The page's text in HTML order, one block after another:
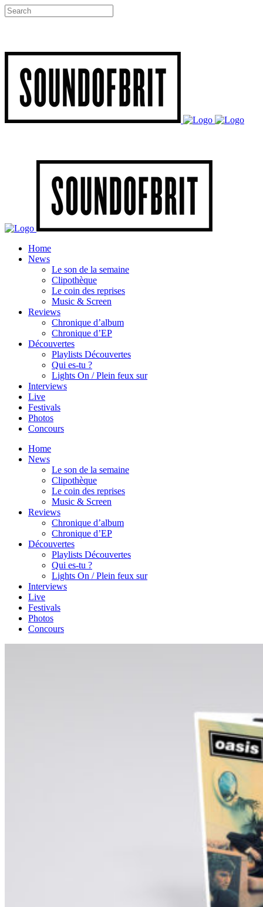
Home
News
Le son de la semaine
Clipothèque
Le coin des reprises
Music & Screen
Reviews
Chronique d’album
Chronique d’EP
Découvertes
Playlists Découvertes
Qui es-tu ?
Lights On / Plein feux sur
Interviews
Live
Festivals
Photos
Concours
Home
News
Le son de la semaine
Clipothèque
Le coin des reprises
Music & Screen
Reviews
Chronique d’album
Chronique d’EP
Découvertes
Playlists Découvertes
Qui es-tu ?
Lights On / Plein feux sur
Interviews
Live
Festivals
Photos
Concours